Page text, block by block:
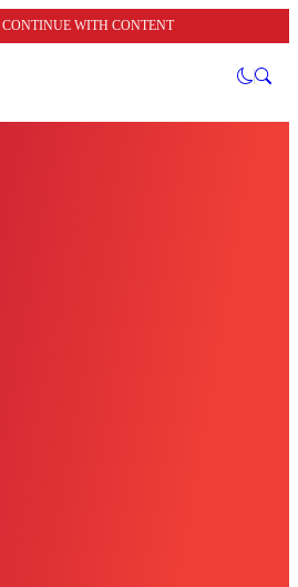
WITH CONTENT